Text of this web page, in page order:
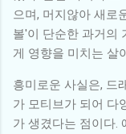
으며, 머지않아 새로
볼'이 단순한 과거의
게 영향을 미치는 살
흥미로운 사실은, 드
가 모티브가 되어 다
가 생겼다는 점이다.